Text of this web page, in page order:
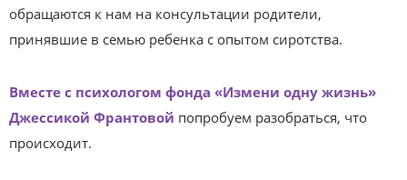
обращаются к нам на консультации родители,
принявшие в семью ребенка с опытом сиротства.
Вместе с психологом фонда «Измени одну жизнь»
Джессикой Франтовой попробуем разобраться, что
происходит.